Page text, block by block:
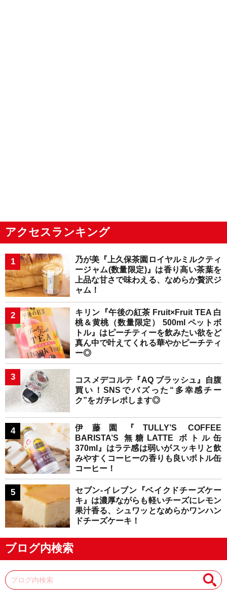
アクセスランキング
乃が美『上久保茶園ロイヤルミルクティ
ージャム(数量限定)』は香り高い茶葉を
上品な甘さで味わえる、なめらか贅沢ジ
ャム！
キリン『午後の紅茶 Fruit×Fruit TEA 白
桃＆黄桃（数量限定） 500ml ペットボ
トル』はピーチティーを飲みたい欲をど
真ん中で叶えてくれる華やかピーチティ
ー◎
コスメデコルテ『AQ ブラッシュ』自腹
買い！SNSでバズった“多幸感チー
ク”をガチレポします◎
伊藤園『TULLY’S COFFEE
BARISTA’S 無糖LATTE ボトル缶
370ml』はラテ感は弱いがスッキリと飲
みやすくコーヒーの香りも良いボトル缶
コーヒー！
セブン-イレブン『ベイクドチーズケー
キ』は濃厚ながらも軽いチーズにレモン
果汁香る、シュワッとなめらかワンハン
ドチーズケーキ！
ブログ内検索